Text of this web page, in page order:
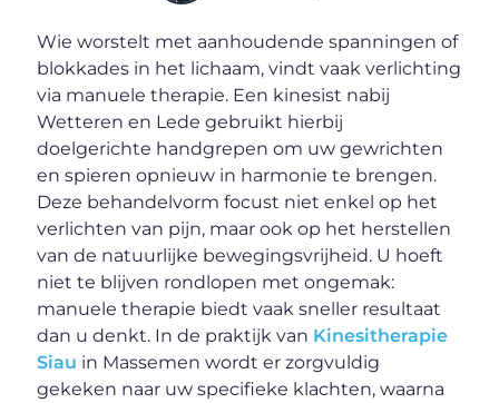
Wie worstelt met aanhoudende spanningen of
blokkades in het lichaam, vindt vaak verlichting
via manuele therapie. Een kinesist nabij
Wetteren en Lede gebruikt hierbij
doelgerichte handgrepen om uw gewrichten
en spieren opnieuw in harmonie te brengen.
Deze behandelvorm focust niet enkel op het
verlichten van pijn, maar ook op het herstellen
van de natuurlijke bewegingsvrijheid. U hoeft
niet te blijven rondlopen met ongemak:
manuele therapie biedt vaak sneller resultaat
dan u denkt. In de praktijk van Kinesitherapie
Siau in Massemen wordt er zorgvuldig
gekeken naar uw specifieke klachten, waarna